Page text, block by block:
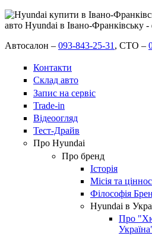
Автосалон – 093-843-25-31 , СТО –
Контакти
Склад авто
Запис на сервіс
Trade-in
Відеоогляд
Тест-Драйв
Про Hyundai
Про бренд
Історія
Місія та
Філософія
Hyundai в
Про